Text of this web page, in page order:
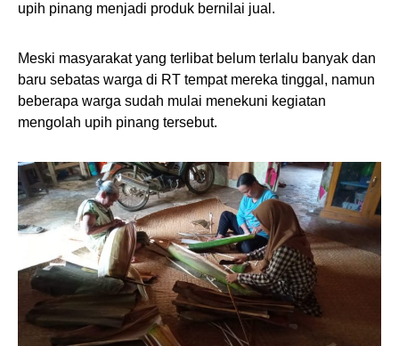
upih pinang menjadi produk bernilai jual.
Meski masyarakat yang terlibat belum terlalu banyak dan
baru sebatas warga di RT tempat mereka tinggal, namun
beberapa warga sudah mulai menekuni kegiatan
mengolah upih pinang tersebut.